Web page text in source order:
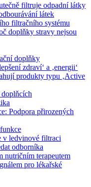
filtruje odpadní látky
látek
filtračního systému
doplňky stravy nejsou
doplňky
zdraví‘ a ‚energii‘
produkty typu ‚Active
Podpora přirozených
v ledvinové filtraci
odborníka
nutričním terapeutem
pro lékařské